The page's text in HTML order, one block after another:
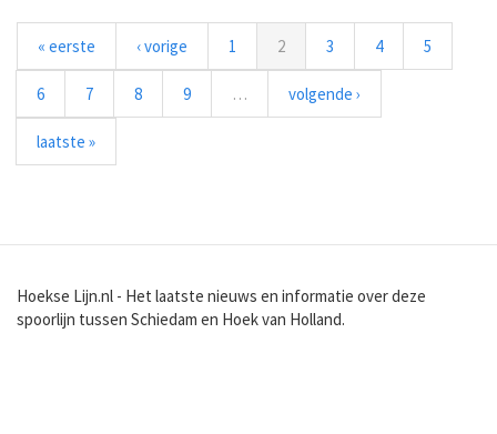
« eerste ‹ vorige 1 2 3 4 5
6 7 8 9 … volgende ›
laatste »
Hoekse Lijn.nl - Het laatste nieuws en informatie over deze
spoorlijn tussen Schiedam en Hoek van Holland.